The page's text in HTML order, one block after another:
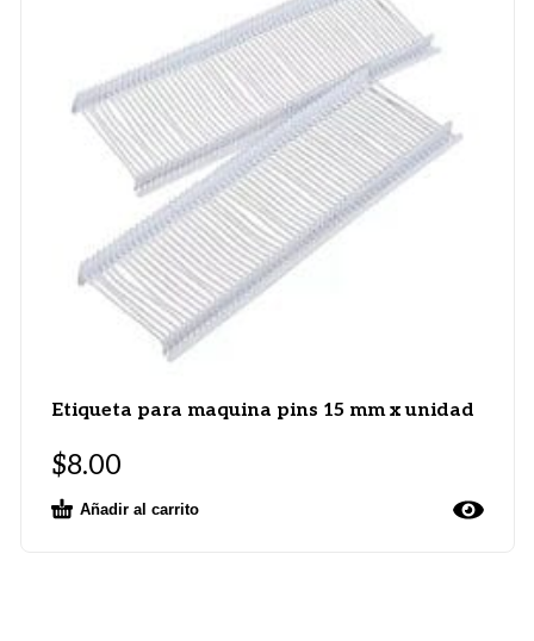
Etiqueta para maquina pins 15 mm x unidad
$8.00
Añadir al carrito